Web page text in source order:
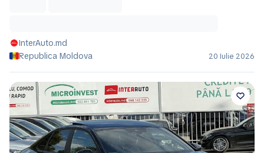
InterAuto.md
Republica Moldova
20 Iulie 2026